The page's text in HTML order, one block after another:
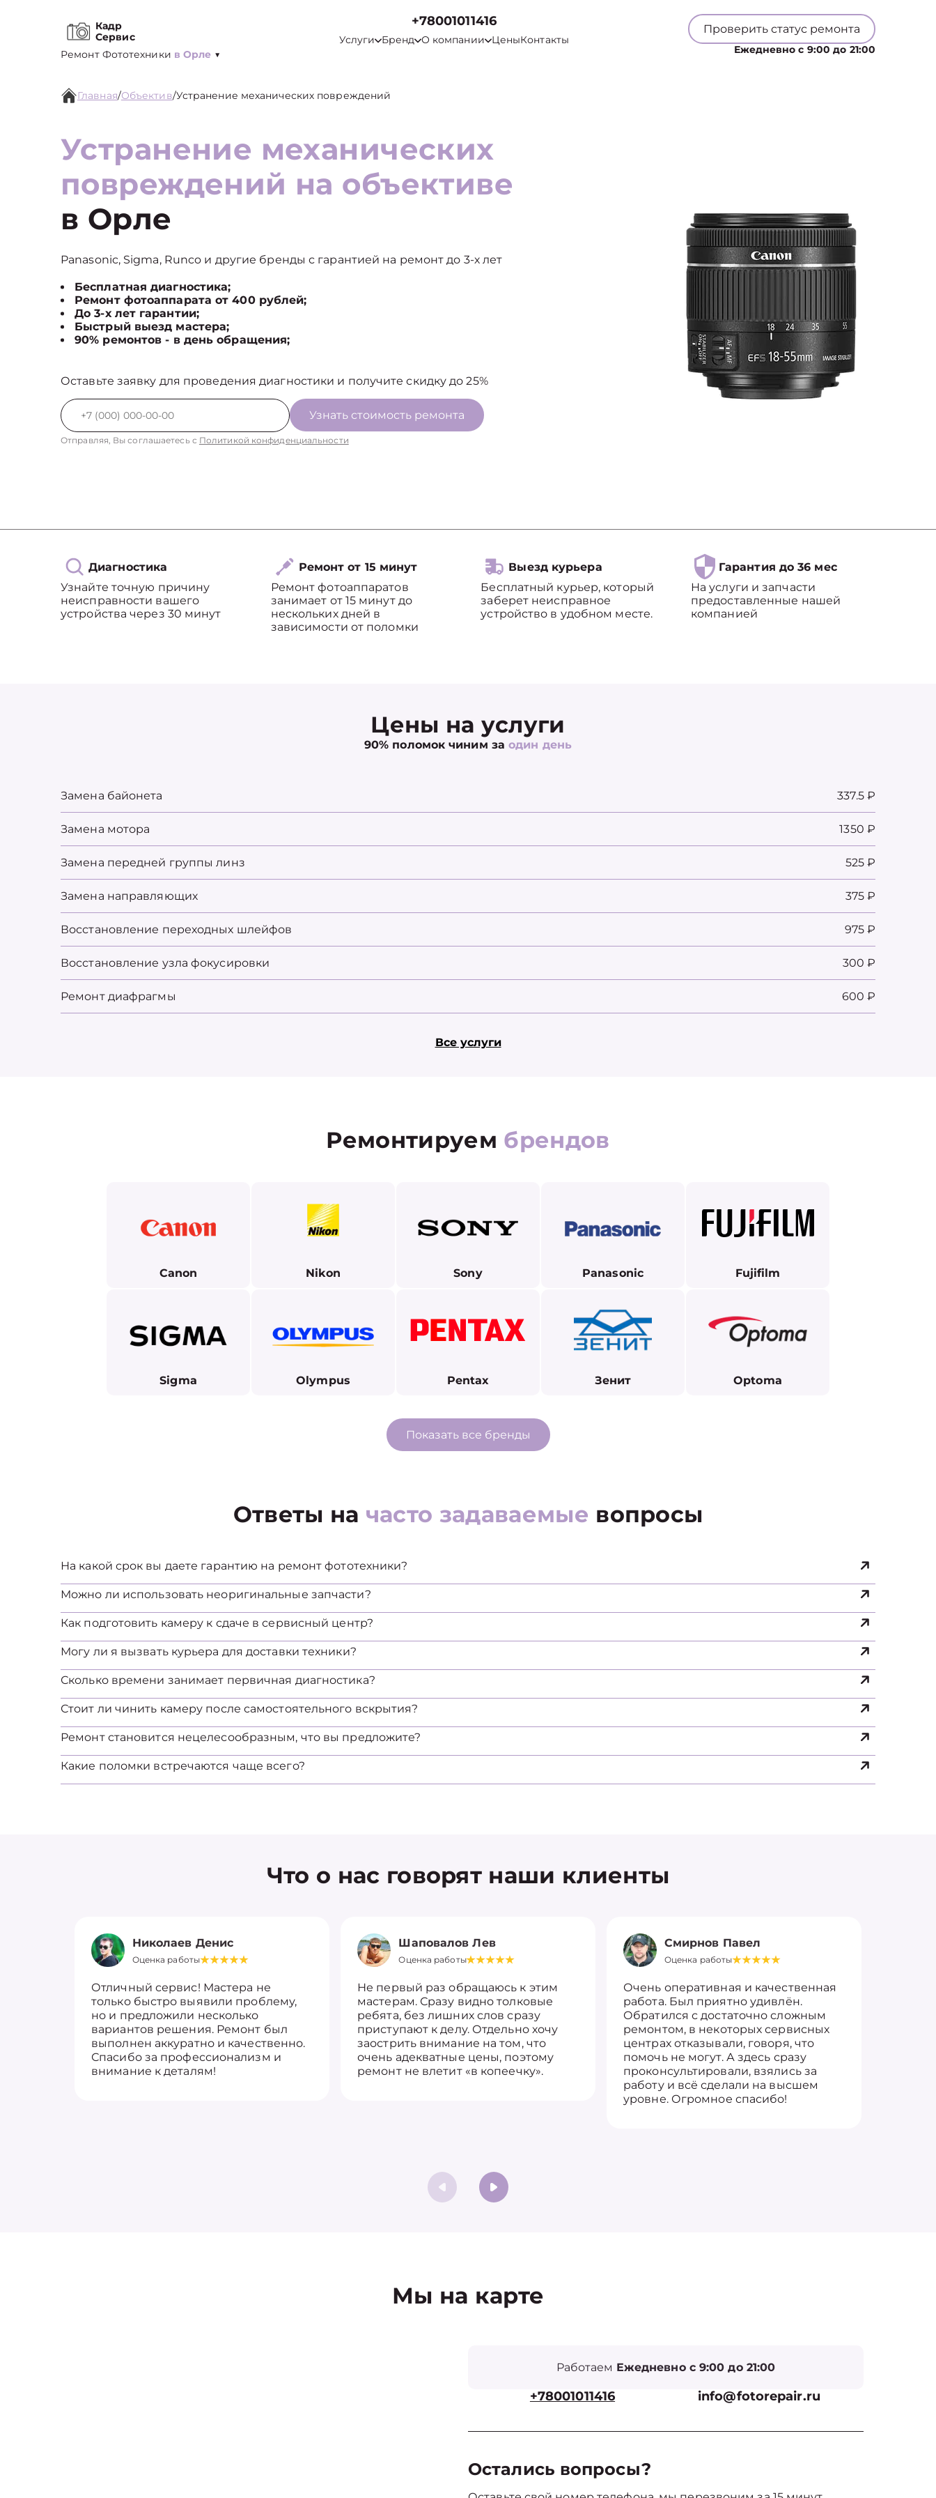
Кадр
Сервис
Ремонт Фототехники в Орле ▼
+78001011416
Услуги Бренд О компании ЦеныКонтакты
Проверить статус ремонта
Ежедневно с 9:00 до 21:00
Главная/Объектив/Устранение механических повреждений
Устранение механических
повреждений на объективе
в Орле
Panasonic, Sigma, Runco и другие бренды с гарантией на ремонт до 3-х лет
Бесплатная диагностика;
Ремонт фотоаппарата от 400 рублей;
До 3-х лет гарантии;
Быстрый выезд мастера;
90% ремонтов - в день обращения;
Оставьте заявку для проведения диагностики и получите скидку до 25%
Узнать стоимость ремонта
Отправляя, Вы соглашаетесь с Политикой конфиденциальности
Диагностика
Узнайте точную причину
неисправности вашего
устройства через 30 минут
Ремонт от 15 минут
Ремонт фотоаппаратов
занимает от 15 минут до
нескольких дней в
зависимости от поломки
Выезд курьера
Бесплатный курьер, который
заберет неисправное
устройство в удобном месте.
Гарантия до 36 мес
На услуги и запчасти
предоставленные нашей
компанией
Цены на услуги
90% поломок чиним заодин день
Замена байонета 337.5 ₽
Замена мотора 1350 ₽
Замена передней группы линз 525 ₽
Замена направляющих 375 ₽
Восстановление переходных шлейфов 975 ₽
Восстановление узла фокусировки 300 ₽
Ремонт диафрагмы 600 ₽
Все услуги
Ремонтируем брендов
Canon Nikon Sony Panasonic Fujifilm
Sigma Olympus Pentax Зенит Optoma
Показать все бренды
Ответы на часто задаваемые вопросы
На какой срок вы даете гарантию на ремонт фототехники?
Можно ли использовать неоригинальные запчасти?
Как подготовить камеру к сдаче в сервисный центр?
Могу ли я вызвать курьера для доставки техники?
Сколько времени занимает первичная диагностика?
Стоит ли чинить камеру после самостоятельного вскрытия?
Ремонт становится нецелесообразным, что вы предложите?
Какие поломки встречаются чаще всего?
Что о нас говорят наши клиенты
Николаев Денис
Оценка работы
Отличный сервис! Мастера не
только быстро выявили проблему,
но и предложили несколько
вариантов решения. Ремонт был
выполнен аккуратно и качественно.
Спасибо за профессионализм и
внимание к деталям!
Шаповалов Лев
Оценка работы
Не первый раз обращаюсь к этим
мастерам. Сразу видно толковые
ребята, без лишних слов сразу
приступают к делу. Отдельно хочу
заострить внимание на том, что
очень адекватные цены, поэтому
ремонт не влетит «в копеечку».
Смирнов Павел
Оценка работы
Очень оперативная и качественная
работа. Был приятно удивлён.
Обратился с достаточно сложным
ремонтом, в некоторых сервисных
центрах отказывали, говоря, что
помочь не могут. А здесь сразу
проконсультировали, взялись за
работу и всё сделали на высшем
уровне. Огромное спасибо!
Мы на карте
Работаем Ежедневно с 9:00 до 21:00
+78001011416 info@fotorepair.ru
Остались вопросы?